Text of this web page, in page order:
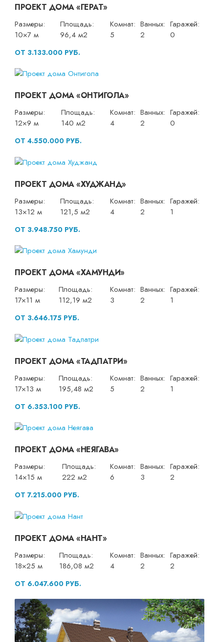
ПРОЕКТ ДОМА «ГЕРАТ»
Размеры:
10×7 м
Площадь:
96,4 м2
Комнат:
5
Ванных:
2
Гаражей:
0
ОТ 3.133.000 РУБ.
ПРОЕКТ ДОМА «ОНТИГОЛА»
Размеры:
12×9 м
Площадь:
140 м2
Комнат:
4
Ванных:
2
Гаражей:
0
ОТ 4.550.000 РУБ.
ПРОЕКТ ДОМА «ХУДЖАНД»
Размеры:
13×12 м
Площадь:
121,5 м2
Комнат:
4
Ванных:
2
Гаражей:
1
ОТ 3.948.750 РУБ.
ПРОЕКТ ДОМА «ХАМУНДИ»
Размеры:
17×11 м
Площадь:
112,19 м2
Комнат:
3
Ванных:
2
Гаражей:
1
ОТ 3.646.175 РУБ.
ПРОЕКТ ДОМА «ТАДПАТРИ»
Размеры:
17×13 м
Площадь:
195,48 м2
Комнат:
5
Ванных:
2
Гаражей:
1
ОТ 6.353.100 РУБ.
ПРОЕКТ ДОМА «НЕЯГАВА»
Размеры:
14×15 м
Площадь:
222 м2
Комнат:
6
Ванных:
3
Гаражей:
2
ОТ 7.215.000 РУБ.
ПРОЕКТ ДОМА «НАНТ»
Размеры:
18×25 м
Площадь:
186,08 м2
Комнат:
4
Ванных:
2
Гаражей:
2
ОТ 6.047.600 РУБ.